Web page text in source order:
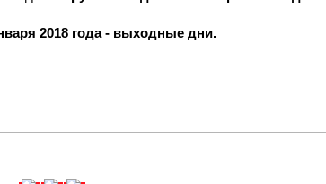
2018 года - выходные дни.